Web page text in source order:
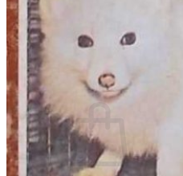
AKCIJA
Pretraži: